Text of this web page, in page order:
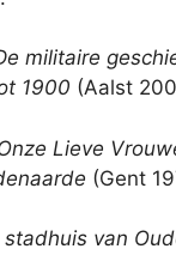
militaire
1900 (Aalst
Lieve
(Gent
van